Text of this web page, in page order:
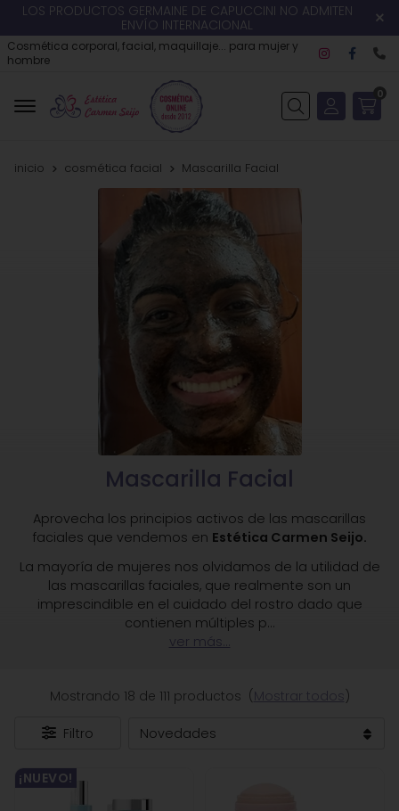
LOS PRODUCTOS GERMAINE DE CAPUCCINI NO ADMITEN
ENVÍO INTERNACIONAL
Cosmética corporal, facial, maquillaje... para mujer y
hombre
Buscar
0
inicio cosmética facial Mascarilla Facial
Mascarilla Facial
Aprovecha los principios activos de las mascarillas
faciales que vendemos en Estética Carmen Seijo.
La mayoría de mujeres nos olvidamos de la utilidad de
las mascarillas faciales, que realmente son un
imprescindible en el cuidado del rostro dado que
contienen múltiples p...
ver más...
Mostrando 18 de 111 productos (Mostrar todos )
Filtro
¡NUEVO!